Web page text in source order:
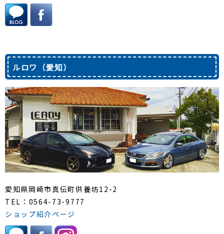
ルロワ（愛知）
愛知県岡崎市真伝町供養坊12-2
TEL：0564-73-9777
ショップ紹介ページ